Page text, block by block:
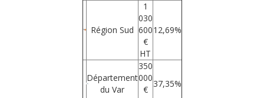
Région Sud
1
030
600
€
HT
12,69%
Département
du Var
350
000
€
37,35%